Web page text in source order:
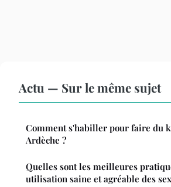
Actu — Sur le même sujet
Comment s'habiller pour faire du
Ardèche ?
Quelles sont les meilleures
utilisation saine et agréable des